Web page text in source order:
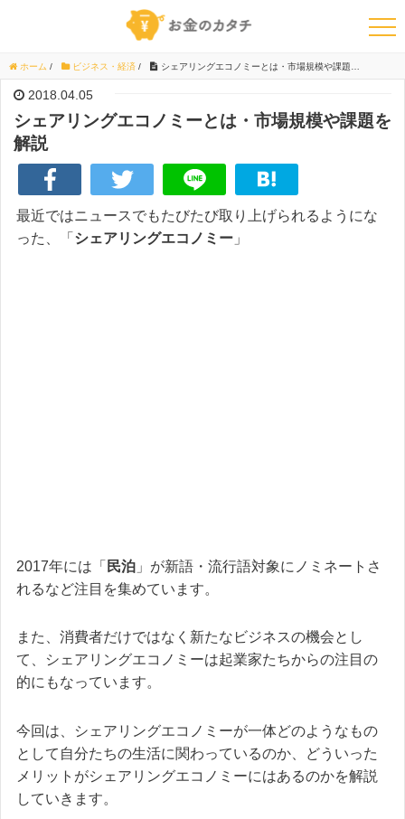
ホーム / ビジネス・経済 / シェアリングエコノミーとは・市場規模や課題を解説
2018.04.05
シェアリングエコノミーとは・市場規模や課題を
解説
最近ではニュースでもたびたび取り上げられるようにな
った、「 シェアリングエコノミー 」
2017年には「 民泊 」が新語・流行語対象にノミネートさ
れるなど注目を集めています。
また、消費者だけではなく新たなビジネスの機会とし
て、シェアリングエコノミーは起業家たちからの注目の
的にもなっています。
今回は、シェアリングエコノミーが一体どのようなもの
として自分たちの生活に関わっているのか、どういった
メリットがシェアリングエコノミーにはあるのかを解説
していきます。